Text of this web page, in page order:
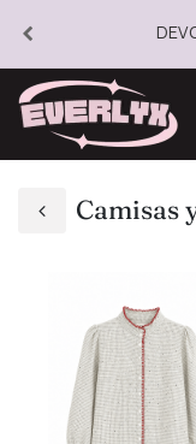
Camisas